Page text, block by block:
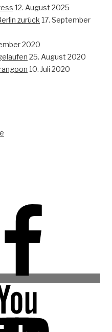
12. August 2025
zurück 17. September
2020
25. August 2020
10. Juli 2020